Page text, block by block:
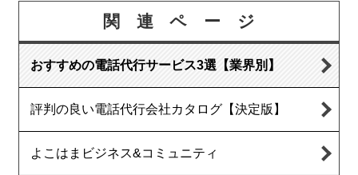
関連ページ
おすすめの電話代行サービス3選【業界別】
評判の良い電話代行会社カタログ【決定版】
よこはまビジネス&コミュニティ